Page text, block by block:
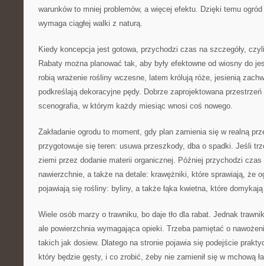
warunków to mniej problemów, a więcej efektu. Dzięki temu
wymaga ciągłej walki z naturą.
Kiedy koncepcja jest gotowa, przychodzi czas na szczegóły,
Rabaty można planować tak, aby były efektowne od wiosny do
robią wrażenie rośliny wczesne, latem królują róże, jesienią
podkreślają dekoracyjne pędy. Dobrze zaprojektowana
scenografia, w którym każdy miesiąc wnosi coś nowego.
Zakładanie ogrodu to moment, gdy plan zamienia się w realną
przygotowuje się teren: usuwa przeszkody, dba o spadki. Jeśli
ziemi przez dodanie materii organicznej. Później przychodzi
nawierzchnie, a także na detale: krawężniki, które sprawiają, że
pojawiają się rośliny: byliny, a także łąka kwietna, które domykają
Wiele osób marzy o trawniku, bo daje tło dla rabat. Jednak
ale powierzchnia wymagająca opieki. Trzeba pamiętać o
takich jak dosiew. Dlatego na stronie pojawia się podejście
który będzie gęsty, i co zrobić, żeby nie zamienił się w mchową